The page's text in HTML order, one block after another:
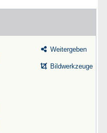
Weitergeben
Bildwerkzeuge